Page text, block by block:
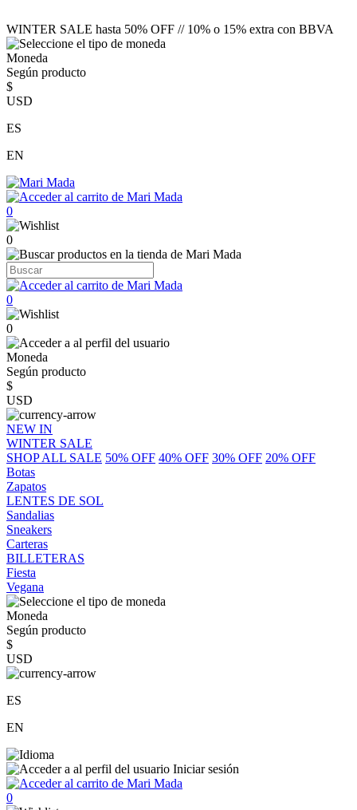
WINTER SALE hasta 50% OFF // 10% o 15% extra con BBVA
Moneda
Según producto
$
USD
ES
EN
0
0
0
0
Moneda
Según producto
$
USD
NEW IN
WINTER SALE
SHOP ALL SALE 50% OFF 40% OFF 30% OFF 20% OFF
Botas
Zapatos
LENTES DE SOL
Sandalias
Sneakers
Carteras
BILLETERAS
Fiesta
Vegana
Moneda
Según producto
$
USD
ES
EN
Iniciar sesión
0